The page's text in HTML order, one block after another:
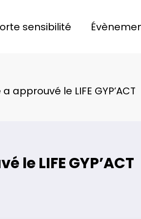
sensibilité
approuvé le LIFE GYP’ACT
LIFE GYP’ACT